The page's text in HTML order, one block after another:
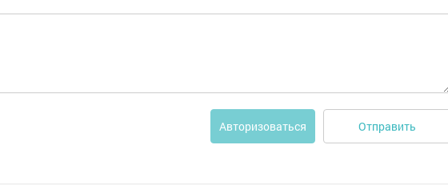
Авторизоваться Отправить